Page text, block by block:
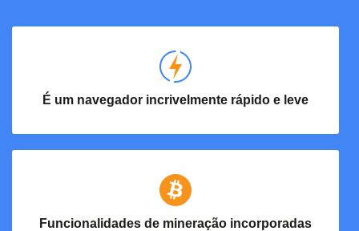
É um navegador incrivelmente rápido e leve
Funcionalidades de mineração incorporadas